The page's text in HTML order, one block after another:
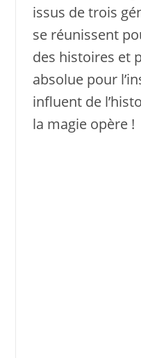
issus de trois
se réunissent
des histoires et
absolue pour
influent de
la magie opère !